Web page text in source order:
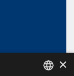
×